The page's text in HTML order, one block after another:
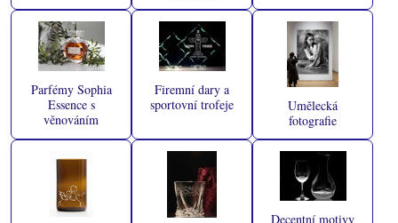
Parfémy Sophia
Essence s
věnováním
Firemní dary a
sportovní trofeje
Umělecká
fotografie
Decentní motivy